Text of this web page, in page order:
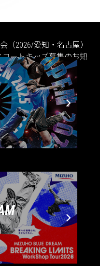
（2026/愛知・名古屋）
ートキッズ募集のお知